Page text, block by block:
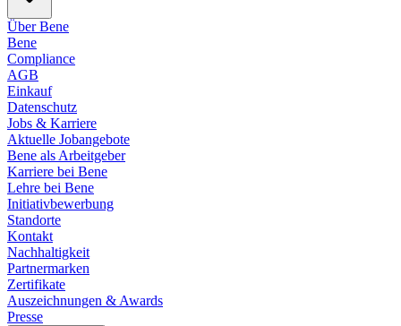
Über Bene
Bene
Compliance
AGB
Einkauf
Datenschutz
Jobs & Karriere
Aktuelle Jobangebote
Bene als Arbeitgeber
Karriere bei Bene
Lehre bei Bene
Initiativbewerbung
Standorte
Kontakt
Nachhaltigkeit
Partnermarken
Zertifikate
Auszeichnungen & Awards
Presse